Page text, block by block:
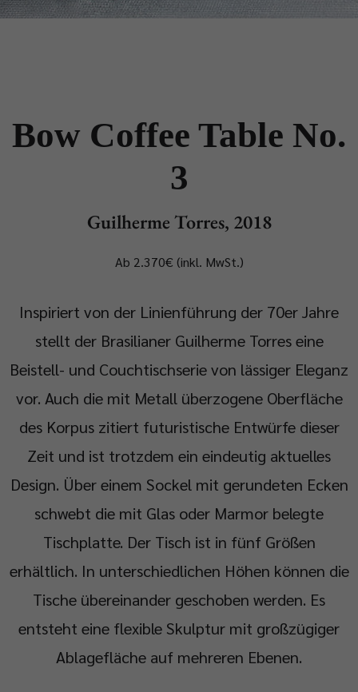
Bow Coffee Table No.
3
Guilherme Torres, 2018
Ab 2.370€ (inkl. MwSt.)
Inspiriert von der Linienführung der 70er Jahre
stellt der Brasilianer Guilherme Torres eine
Beistell- und Couchtischserie von lässiger Eleganz
vor. Auch die mit Metall überzogene Oberfläche
des Korpus zitiert futuristische Entwürfe dieser
Zeit und ist trotzdem ein eindeutig aktuelles
Design. Über einem Sockel mit gerundeten Ecken
schwebt die mit Glas oder Marmor belegte
Tischplatte. Der Tisch ist in fünf Größen
erhältlich. In unterschiedlichen Höhen können die
Tische übereinander geschoben werden. Es
entsteht eine flexible Skulptur mit großzügiger
Ablagefläche auf mehreren Ebenen.